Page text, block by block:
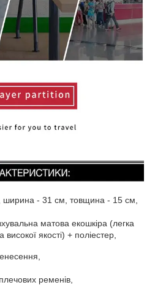
ширина - 31 см, товщина - 15 см,
матова екошкіра (легка
якості) + поліестер,
ременів,